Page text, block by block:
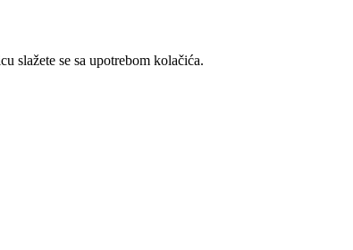
slažete se sa upotrebom kolačića.